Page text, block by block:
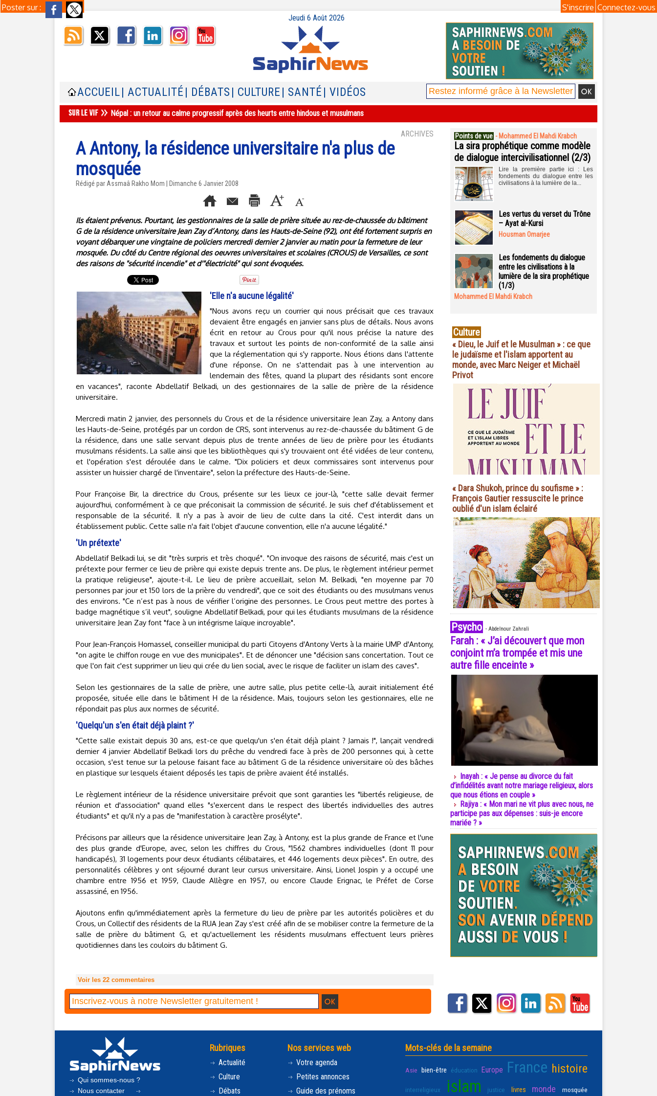
Poster sur : Connectez-vous
S'inscrire
Jeudi 6 Août 2026
ACCUEIL | ACTUALITÉ | DÉBATS | CULTURE | SANTÉ | VIDÉOS
Népal : un retour au calme progressif après des heurts entre hindous et musulmans
ARCHIVES
A Antony, la résidence universitaire n'a plus de
mosquée
Rédigé par Assmaâ Rakho Mom | Dimanche 6 Janvier 2008
Ils étaient prévenus. Pourtant, les gestionnaires de la salle de prière située au rez-de-chaussée du bâtiment
G de la résidence universitaire Jean Zay d’Antony, dans les Hauts-de-Seine (92), ont été fortement surpris en
voyant débarquer une vingtaine de policiers mercredi dernier 2 janvier au matin pour la fermeture de leur
mosquée. Du côté du Centre régional des oeuvres universitaires et scolaires (CROUS) de Versailles, ce sont
des raisons de "sécurité incendie" et d'"électricité" qui sont évoquées.
'Elle n'a aucune légalité'
"Nous avons reçu un courrier qui nous précisait que ces travaux
devaient être engagés en janvier sans plus de détails. Nous avons
écrit en retour au Crous pour qu'il nous précise la nature des
travaux et surtout les points de non-conformité de la salle ainsi
que la réglementation qui s'y rapporte. Nous étions dans l'attente
d'une réponse. On ne s'attendait pas à une intervention au
lendemain des fêtes, quand la plupart des résidants sont encore
en vacances", raconte Abdellatif Belkadi, un des gestionnaires de la salle de prière de la résidence
universitaire.
Mercredi matin 2 janvier, des personnels du Crous et de la résidence universitaire Jean Zay, a Antony dans
les Hauts-de-Seine, protégés par un cordon de CRS, sont intervenus au rez-de-chaussée du bâtiment G de
la résidence, dans une salle servant depuis plus de trente années de lieu de prière pour les étudiants
musulmans résidents. La salle ainsi que les bibliothèques qui s'y trouvaient ont été vidées de leur contenu,
et l'opération s'est déroulée dans le calme. "Dix policiers et deux commissaires sont intervenus pour
assister un huissier chargé de l'inventaire", selon la préfecture des Hauts-de-Seine.
Pour Françoise Bir, la directrice du Crous, présente sur les lieux ce jour-là, "cette salle devait fermer
aujourd'hui, conformément à ce que préconisait la commission de sécurité. Je suis chef d'établissement et
responsable de la sécurité. Il n'y a pas à avoir de lieu de culte dans la cité. C'est interdit dans un
établissement public. Cette salle n'a fait l'objet d'aucune convention, elle n'a aucune légalité."
'Un prétexte'
Abdellatif Belkadi lui, se dit "très surpris et très choqué". "On invoque des raisons de sécurité, mais c'est un
prétexte pour fermer ce lieu de prière qui existe depuis trente ans. De plus, le règlement intérieur permet
la pratique religieuse", ajoute-t-il. Le lieu de prière accueillait, selon M. Belkadi, "en moyenne par 70
personnes par jour et 150 lors de la prière du vendredi", que ce soit des étudiants ou des musulmans venus
des environs. "Ce n’est pas à nous de vérifier l’origine des personnes. Le Crous peut mettre des portes à
badge magnétique s’il veut", souligne Abdellatif Belkadi, pour qui les étudiants musulmans de la résidence
universitaire Jean Zay font "face à un intégrisme laïque incroyable".
Pour Jean-François Homassel, conseiller municipal du parti Citoyens d'Antony Verts à la mairie UMP d'Antony,
"on agite le chiffon rouge en vue des municipales". Et de dénoncer une "décision sans concertation. Tout ce
que l'on fait c'est supprimer un lieu qui crée du lien social, avec le risque de faciliter un islam des caves".
Selon les gestionnaires de la salle de prière, une autre salle, plus petite celle-là, aurait initialement été
proposée, située elle dans le bâtiment H de la résidence. Mais, toujours selon les gestionnaires, elle ne
répondait pas plus aux normes de sécurité.
'Quelqu'un s'en était déjà plaint ?'
"Cette salle existait depuis 30 ans, est-ce que quelqu'un s'en était déjà plaint ? Jamais !", lançait vendredi
dernier 4 janvier Abdellatif Belkadi lors du prêche du vendredi face à près de 200 personnes qui, à cette
occasion, s'est tenue sur la pelouse faisant face au bâtiment G de la résidence universitaire où des bâches
en plastique sur lesquels étaient déposés les tapis de prière avaient été installés.
Le règlement intérieur de la résidence universitaire prévoit que sont garanties les "libertés religieuse, de
réunion et d'association" quand elles "s'exercent dans le respect des libertés individuelles des autres
étudiants" et qu'il n'y a pas de "manifestation à caractère prosélyte".
Précisons par ailleurs que la résidence universitaire Jean Zay, à Antony, est la plus grande de France et l'une
des plus grande d'Europe, avec, selon les chiffres du Crous, "1562 chambres individuelles (dont 11 pour
handicapés), 31 logements pour deux étudiants célibataires, et 446 logements deux pièces". En outre, des
personnalités célèbres y ont séjourné durant leur cursus universitaire. Ainsi, Lionel Jospin y a occupé une
chambre entre 1956 et 1959, Claude Allègre en 1957, ou encore Claude Erignac, le Préfet de Corse
assassiné, en 1956.
Ajoutons enfin qu'immédiatement après la fermeture du lieu de prière par les autorités policières et du
Crous, un Collectif des résidents de la RUA Jean Zay s'est créé afin de se mobiliser contre la fermeture de la
salle de prière du bâtiment G, et qu'actuellement les résidents musulmans effectuent leurs prières
quotidiennes dans les couloirs du bâtiment G.
Voir les 22 commentaires
Points de vue - Mohammed El Mahdi Krabch
La sira prophétique comme modèle
de dialogue intercivilisationnel (2/3)
Lire la première partie ici : Les
fondements du dialogue entre les
civilisations à la lumière de la...
Les vertus du verset du Trône
– Ayat al-Kursi
Housman Omarjee
Les fondements du dialogue
entre les civilisations à la
lumière de la sira prophétique
(1/3)
Mohammed El Mahdi Krabch
Culture
« Dieu, le Juif et le Musulman » : ce que
le judaïsme et l'islam apportent au
monde, avec Marc Neiger et Michaël
Privot
« Dara Shukoh, prince du soufisme » :
François Gautier ressuscite le prince
oublié d'un islam éclairé
Psycho - Abdelnour Zahrali
Farah : « J’ai découvert que mon
conjoint m’a trompée et mis une
autre fille enceinte »
Inayah : « Je pense au divorce du fait
d’infidélités avant notre mariage religieux, alors
que nous étions en couple »
Rajiya : « Mon mari ne vit plus avec nous, ne
participe pas aux dépenses : suis-je encore
mariée ? »
Qui sommes-nous ?
Nous contacter
Rubriques
Actualité
Culture
Débats
Nos services web
Votre agenda
Petites annonces
Guide des prénoms
Mots-clés de la semaine
Asie bien-être éducation Europe France histoire
interreligieux islam justice livres monde mosquée